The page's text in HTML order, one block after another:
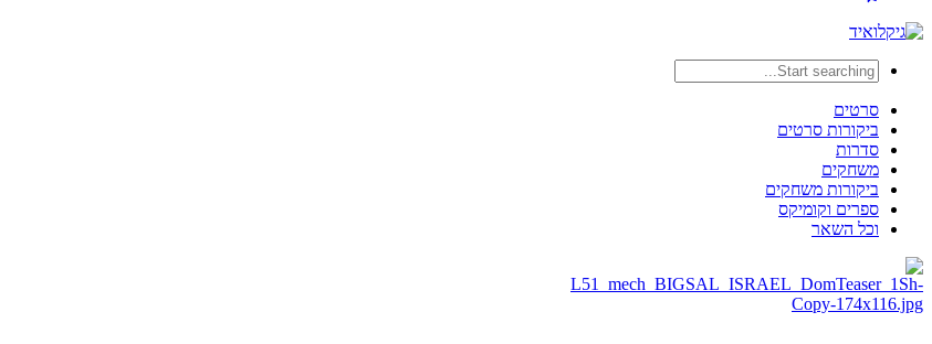
סרטים
ביקורות סרטים
סדרות
משחקים
ביקורות משחקים
ספרים וקומיקס
וכל השאר